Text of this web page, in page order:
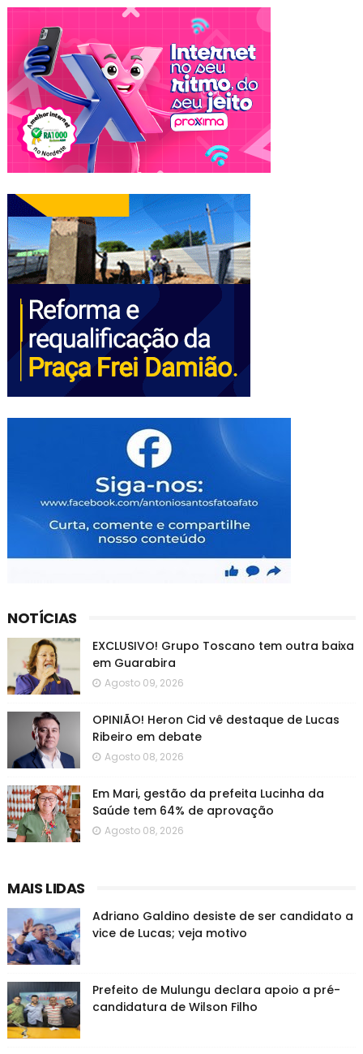
NOTÍCIAS
EXCLUSIVO! Grupo Toscano tem outra baixa
em Guarabira
Agosto 09, 2026
OPINIÃO! Heron Cid vê destaque de Lucas
Ribeiro em debate
Agosto 08, 2026
Em Mari, gestão da prefeita Lucinha da
Saúde tem 64% de aprovação
Agosto 08, 2026
MAIS LIDAS
Adriano Galdino desiste de ser candidato a
vice de Lucas; veja motivo
Prefeito de Mulungu declara apoio a pré-
candidatura de Wilson Filho